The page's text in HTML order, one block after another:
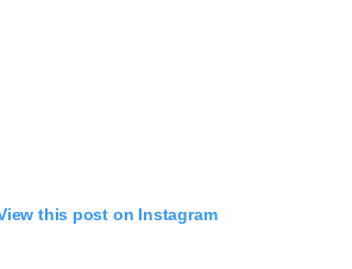
this post on Instagram